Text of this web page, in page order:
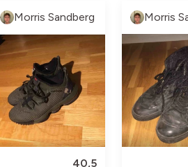
Morris Sandberg
40,5
Morris